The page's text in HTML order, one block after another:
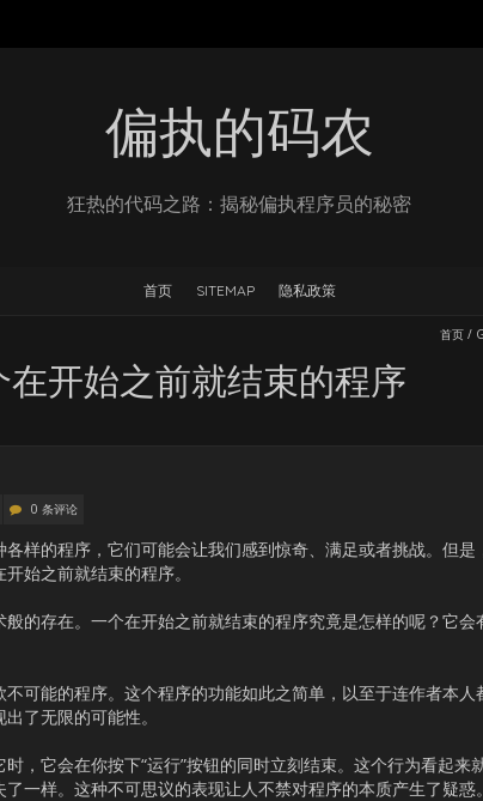
偏执的码农
狂热的代码之路：揭秘偏执程序员的秘密
首页 SITEMAP 隐私政策
首页 /
开始之前就结束的程序
0 条评论
样的程序，它们可能会让我们感到惊奇、满足或者挑战。但是
始之前就结束的程序。
的存在。一个在开始之前就结束的程序究竟是怎样的呢？它会
可能的程序。这个程序的功能如此之简单，以至于连作者本人
了无限的可能性。
，它会在你按下“运行”按钮的同时立刻结束。这个行为看起来
一样。这种不可思议的表现让人不禁对程序的本质产生了疑惑。